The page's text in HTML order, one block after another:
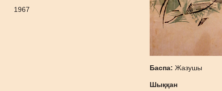
1967
Баспа:Жазушы
Шыққан